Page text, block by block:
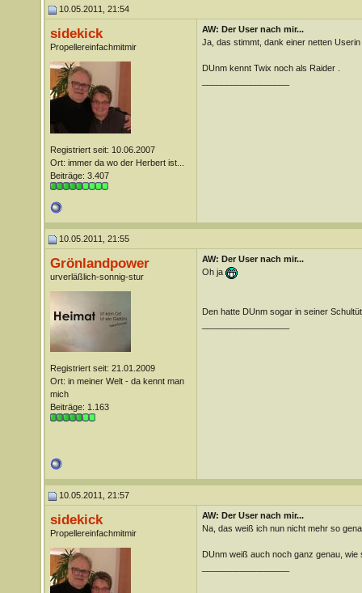
10.05.2011, 21:54
sidekick
Propellereinfachmitmir
Registriert seit: 10.06.2007
Ort: immer da wo der Herbert ist...
Beiträge: 3.407
AW: Der User nach mir...
Ja, das stimmt, dank einer netten Userin
DUnm kennt Twix noch als Raider .
10.05.2011, 21:55
Grönlandpower
urverläßlich-sonnig-stur
Registriert seit: 21.01.2009
Ort: in meiner Welt - da kennt man
mich
Beiträge: 1.163
AW: Der User nach mir...
Oh ja
Den hatte DUnm sogar in seiner
10.05.2011, 21:57
sidekick
Propellereinfachmitmir
AW: Der User nach mir...
Na, das weiß ich nun nicht mehr so
DUnm weiß auch noch ganz genau,